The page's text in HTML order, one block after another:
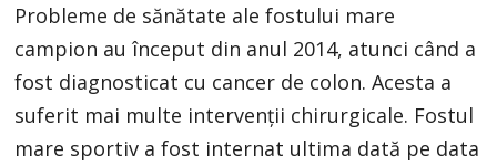
Probleme de sănătate ale fostului mare
campion au început din anul 2014, atunci când a
fost diagnosticat cu cancer de colon. Acesta a
suferit mai multe intervenții chirurgicale. Fostul
mare sportiv a fost internat ultima dată pe data